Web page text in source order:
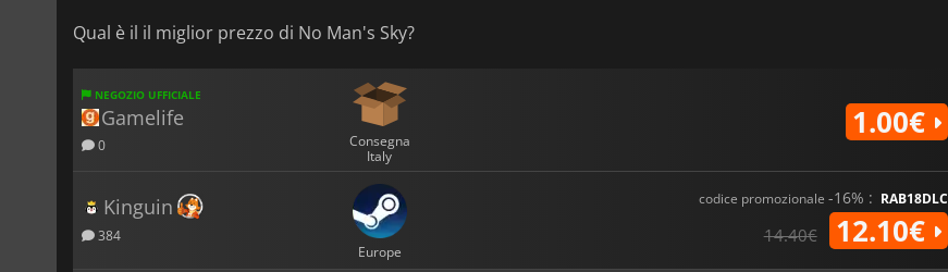
Qual è il il miglior prezzo di No Man's Sky?
NEGOZIO UFFICIALE
Gamelife
0
Consegna
Italy
1.00€
Kinguin
384
Europe
codice promozionale -16% : RAB18DLC
14.40€ 12.10€